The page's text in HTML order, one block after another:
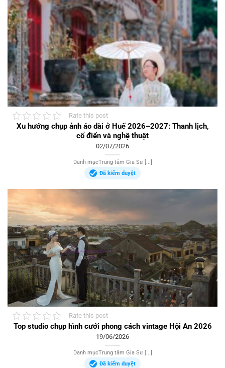
Rate this post
Xu hướng chụp ảnh áo dài ở Huế 2026–2027: Thanh lịch,
cổ điển và nghệ thuật
02/07/2026
Danh mụcTrung tâm Gia Sư [...]
Đã kiểm duyệt
Rate this post
Top studio chụp hình cưới phong cách vintage Hội An 2026
19/06/2026
Danh mụcTrung tâm Gia Sư [...]
Đã kiểm duyệt